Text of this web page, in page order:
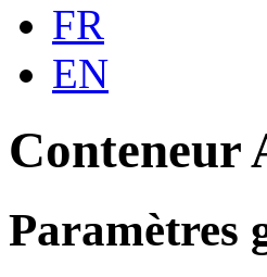
FR
EN
Conteneur
Paramètres